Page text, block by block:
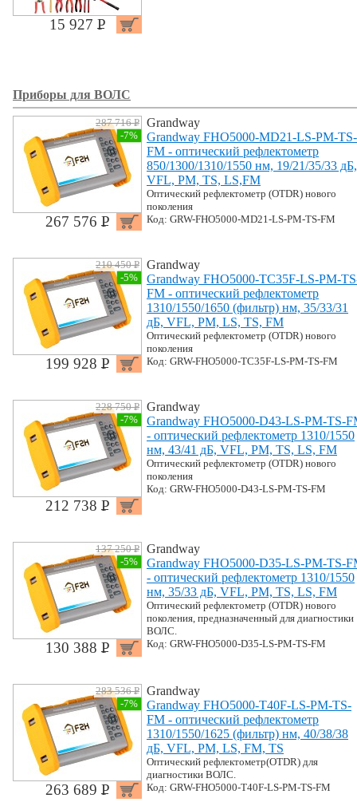
15 927 P УБ.
Приборы для ВОЛС
287 716 PУБ.
-7%
267 576 P УБ.
Grandway
Grandway FHO5000-MD21-LS-PM-TS-
FM - оптический рефлектометр
850/1300/1310/1550 нм, 19/21/35/33 дБ,
VFL, PM, TS, LS,FM
Оптический рефлектометр (OTDR) нового
поколения
Код: GRW-FHO5000-MD21-LS-PM-TS-FM
210 450 PУБ.
-5%
199 928 P УБ.
Grandway
Grandway FHO5000-TC35F-LS-PM-
FM - оптический рефлектометр
1310/1550/1650 (фильтр) нм, 35/33/31
дБ, VFL, PM, LS, TS, FM
Оптический рефлектометр (OTDR) нового
поколения
Код: GRW-FHO5000-TC35F-LS-PM-TS-FM
228 750 PУБ.
-7%
212 738 P УБ.
Grandway
Grandway FHO5000-D43-LS-PM-TS-
- оптический рефлектометр 1310/1550
нм, 43/41 дБ, VFL, PM, TS, LS, FM
Оптический рефлектометр (OTDR) нового
поколения
Код: GRW-FHO5000-D43-LS-PM-TS-FM
137 250 PУБ.
-5%
130 388 P УБ.
Grandway
Grandway FHO5000-D35-LS-PM-TS-
- оптический рефлектометр 1310/1550
нм, 35/33 дБ, VFL, PM, TS, LS, FM
Оптический рефлектометр (OTDR) нового
поколения, предназначенный для диагностики
ВОЛС.
Код: GRW-FHO5000-D35-LS-PM-TS-FM
283 536 PУБ.
-7%
263 689 P УБ.
Grandway
Grandway FHO5000-T40F-LS-PM-TS-
FM - оптический рефлектометр
1310/1550/1625 (фильтр) нм, 40/38/38
дБ, VFL, PM, LS, FM, TS
Оптический рефлектометр(OTDR) для
диагностики ВОЛС.
Код: GRW-FHO5000-T40F-LS-PM-TS-FM